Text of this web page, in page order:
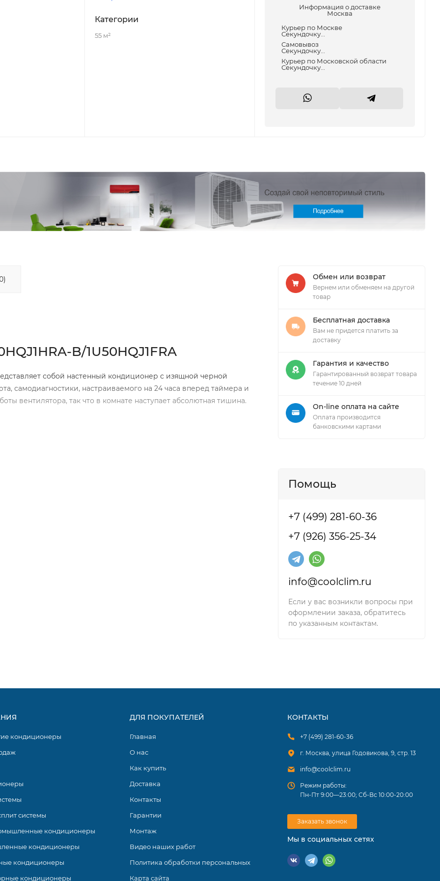
Категории
55 м²
Информация о доставке
Москва
Курьер по Москве
Секундочку...
Самовывоз
Секундочку...
Курьер по Московской области
Секундочку...
B/1U50HQJ1FRA
собой настенный кондиционер с изящной черной
самодиагностики, настраиваемого на 24 часа вперед таймера и
вентилятора, так что в комнате наступает абсолютная тишина.
в себя несколько моделей инверторных настенных
интерьер. Сплит-системы комплектуются пультами ДУ.
Обмен или возврат
Вернем или обменяем на другой
товар
Бесплатная доставка
Вам не придется платить за
доставку
Гарантия и качество
Гарантированный возврат товара
течение 10 дней
On-line оплата на сайте
Оплата производится
банковскими картами
Помощь
+7 (499) 281-60-36
+7 (926) 356-25-34
info@coolclim.ru
Если у вас возникли вопросы при
оформлении заказа, обратитесь
по указанным контактам.
кондиционеры
системы
кондиционеры
кондиционеры
кондиционеры
кондиционеры
ДЛЯ ПОКУПАТЕЛЕЙ
Главная
О нас
Как купить
Доставка
Контакты
Гарантии
Монтаж
Видео наших работ
Политика обработки персональных
Карта сайта
КОНТАКТЫ
+7 (499) 281-60-36
г. Москва, улица Годовикова, 9, стр. 13
info@coolclim.ru
Режим работы:
Пн-Пт 9:00—23:00; Сб-Вс 10:00-20:00
Заказать звонок
Мы в социальных сетях